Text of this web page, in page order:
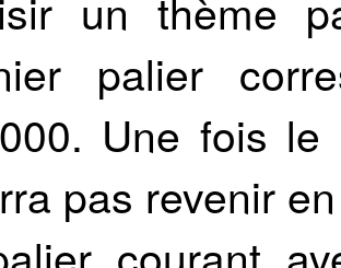
palier
Une fois
pas revenir